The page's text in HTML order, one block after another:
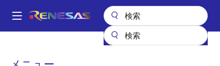
ン
Main
パ
フォトカプラ（オプトカプラ）